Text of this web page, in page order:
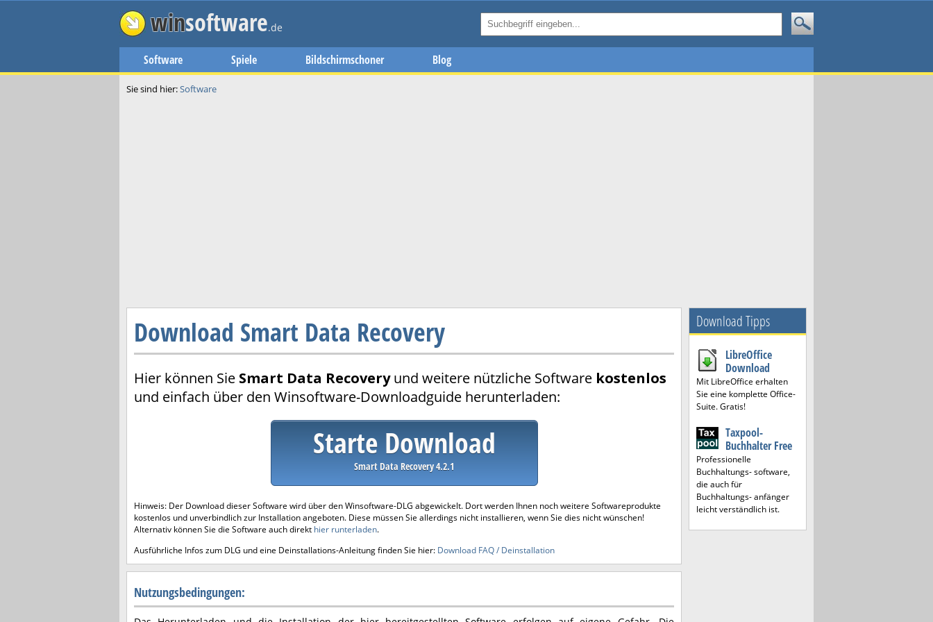
winsoftware.de
Software Spiele Bildschirmschoner Blog
Sie sind hier:Software
Download Smart Data Recovery
Hier können Sie Smart Data Recoveryund weitere nützliche Software kostenlos
und einfach über den Winsoftware-Downloadguide herunterladen:
Starte Download
Smart Data Recovery 4.2.1
Hinweis: Der Download dieser Software wird über den Winsoftware-DLG abgewickelt. Dort werden Ihnen noch weitere Softwareprodukte
kostenlos und unverbindlich zur Installation angeboten. Diese müssen Sie allerdings nicht installieren, wenn Sie dies nicht wünschen!
Alternativ können Sie die Software auch direkt hier runterladen.
Ausführliche Infos zum DLG und eine Deinstallations-Anleitung finden Sie hier: Download FAQ / Deinstallation
Nutzungsbedingungen:
Download Tipps
LibreOffice
Download
Mit LibreOffice erhalten
Sie eine komplette Office-
Suite. Gratis!
Taxpool-
Buchhalter Free
Professionelle
Buchhaltungs- software,
die auch für
Buchhaltungs- anfänger
leicht verständlich ist.